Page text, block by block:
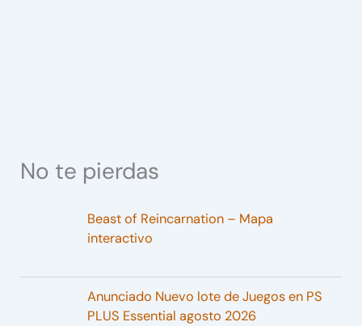
No te pierdas
Beast of Reincarnation – Mapa
interactivo
Anunciado Nuevo lote de Juegos en PS
PLUS Essential agosto 2026